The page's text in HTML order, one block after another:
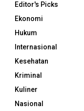
Editor's Picks
Ekonomi
Hukum
Internasional
Kesehatan
Kriminal
Kuliner
Nasional